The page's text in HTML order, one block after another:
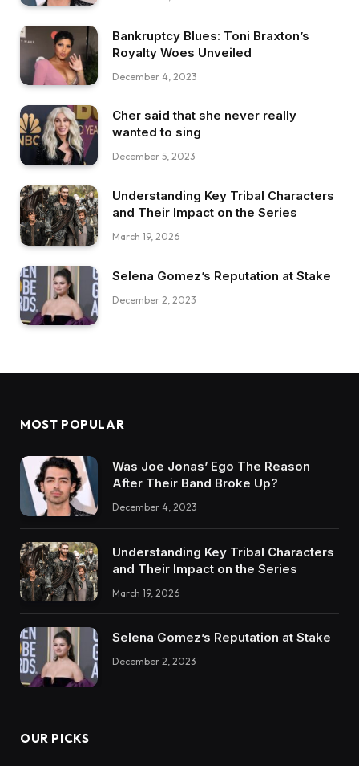
Bankruptcy Blues: Toni Braxton’s
Royalty Woes Unveiled
December 4, 2023
Cher said that she never really
wanted to sing
December 5, 2023
Understanding Key Tribal Characters
and Their Impact on the Series
March 19, 2026
Selena Gomez’s Reputation at Stake
December 2, 2023
MOST POPULAR
Was Joe Jonas’ Ego The Reason
After Their Band Broke Up?
December 4, 2023
Understanding Key Tribal Characters
and Their Impact on the Series
March 19, 2026
Selena Gomez’s Reputation at Stake
December 2, 2023
OUR PICKS